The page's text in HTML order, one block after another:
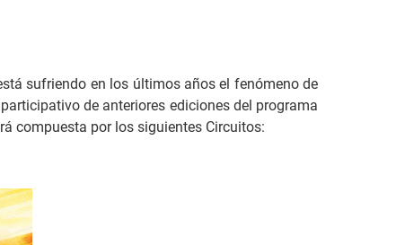
sufriendo en los últimos años el fenómeno de
de anteriores ediciones del programa
compuesta por los siguientes Circuitos: